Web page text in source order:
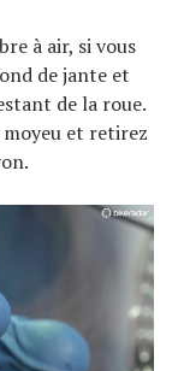
à air, si vous
de jante et
de la roue.
et retirez